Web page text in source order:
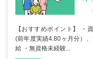
【おすすめポイント】 ・
(前年度実績4.80ヶ月分）
給 ・無資格未経験...